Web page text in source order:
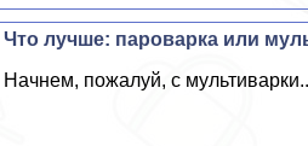
Что лучше: пароварка или
Начнем, пожалуй, с